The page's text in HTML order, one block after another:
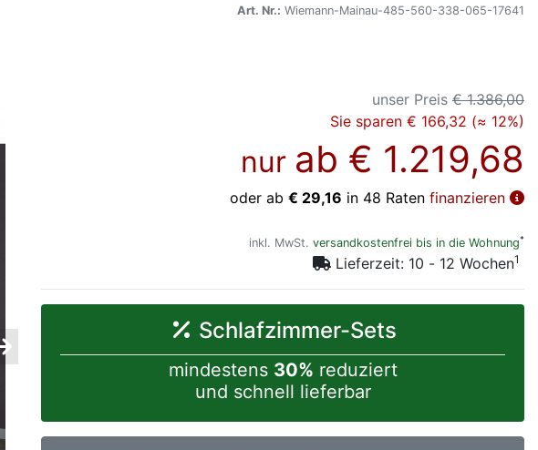
Art. Nr.: Wiemann-Mainau-485-560-338-065-17641
unser Preis € 1.386,00
Sie sparen € 166,32 (≈ 12%)
nur ab € 1.219,68
oder ab € 29,16 in 48 Raten finanzieren
inkl. MwSt. versandkostenfrei bis in die Wohnung*
Lieferzeit: 10 - 12 Wochen1
Schlafzimmer-Sets
mindestens 30% reduziert
und schnell lieferbar